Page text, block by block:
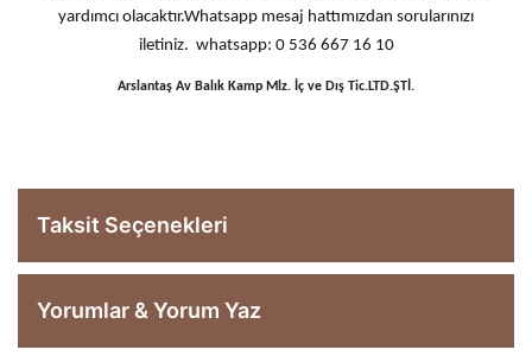
yardımcı olacaktır.Whatsapp mesaj hattımızdan sorularınızı
iletiniz. whatsapp: 0 536 667 16 10
Arslantaş Av Balık Kamp Mlz. İç ve Dış Tic.LTD.ŞTİ.
Taksit Seçenekleri
Yorumlar & Yorum Yaz